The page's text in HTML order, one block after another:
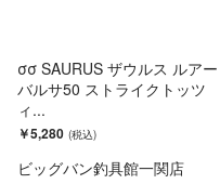
σσ SAURUS ザウルス ルアー
バルサ50 ストライクトッツ
ィ...
￥5,280
ビッグバン釣具館一関店